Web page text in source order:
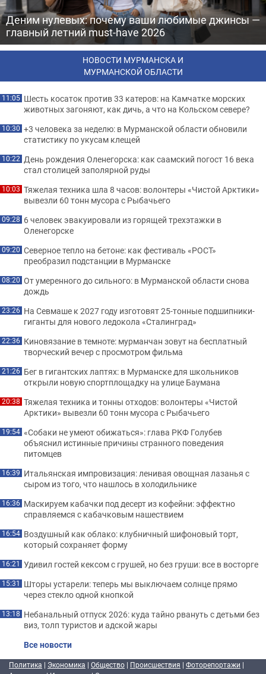
Деним нулевых: почему ваши любимые джинсы —
главный летний must-have 2026
НОВОСТИ МУРМАНСКА И
МУРМАНСКОЙ ОБЛАСТИ
11:05 Шесть косаток против 33 катеров: на Камчатке морских
животных загоняют, как дичь, а что на Кольском севере?
10:30 +3 человека за неделю: в Мурманской области обновили
статистику по укусам клещей
10:22 День рождения Оленегорска: как саамский погост 16 века
стал столицей заполярной руды
10:03 Тяжелая техника шла 8 часов: волонтеры «Чистой Арктики»
вывезли 60 тонн мусора с Рыбачьего
09:28 6 человек эвакуировали из горящей трехэтажки в
Оленегорске
09:20 Северное тепло на бетоне: как фестиваль «РОСТ»
преобразил подстанции в Мурманске
08:20 От умеренного до сильного: в Мурманской области снова
дождь
23:26 На Севмаше к 2027 году изготовят 25-тонные подшипники-
гиганты для нового ледокола «Сталинград»
22:36 Киновязание в темноте: мурманчан зовут на бесплатный
творческий вечер с просмотром фильма
21:26 Бег в гигантских лаптях: в Мурманске для школьников
открыли новую спортплощадку на улице Баумана
20:38 Тяжелая техника и тонны отходов: волонтеры «Чистой
Арктики» вывезли 60 тонн мусора с Рыбачьего
19:54 «Собаки не умеют обижаться»: глава РКФ Голубев
объяснил истинные причины странного поведения
питомцев
16:39 Итальянская импровизация: ленивая овощная лазанья с
сыром из того, что нашлось в холодильнике
16:36 Маскируем кабачки под десерт из кофейни: эффектно
справляемся с кабачковым нашествием
16:54 Воздушный как облако: клубничный шифоновый торт,
который сохраняет форму
16:21 Удивил гостей кексом с грушей, но без груши: все в восторге
15:31 Шторы устарели: теперь мы выключаем солнце прямо
через стекло одной кнопкой
13:18 Небанальный отпуск 2026: куда тайно рвануть с детьми без
виз, толп туристов и адской жары
Все новости
Политика | Экономика | Общество | Происшествия | Фоторепортажи |